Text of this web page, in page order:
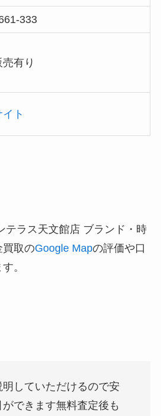
333
有り
ト
テラス天文館店 ブランド・時
買取のGoogle Mapの評価や口
。
していただけるので安
できます無料査定後も